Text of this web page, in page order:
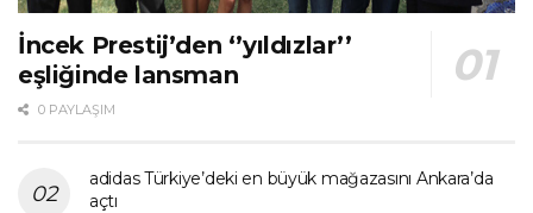
İncek Prestij’den ‘’yıldızlar’’
eşliğinde lansman
0 PAYLAŞIM
adidas Türkiye’deki en büyük mağazasını Ankara’da
açtı